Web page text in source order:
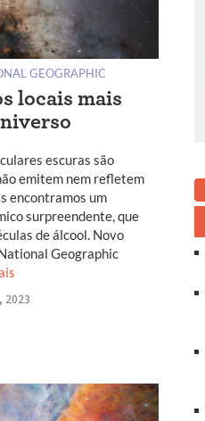
GEOGRAPHIC
locais mais
escuras são
emitem nem refletem
encontramos um
surpreendente, que
de álcool. Novo
Geographic
2023